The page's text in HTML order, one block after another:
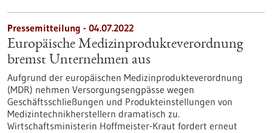
Pressemitteilung - 04.07.2022
Europäische Medizinprodukteverordnung
bremst Unternehmen aus
Aufgrund der europäischen Medizinprodukteverordnung
(MDR) nehmen Versorgungsengpässe wegen
Geschäftsschließungen und Produkteinstellungen von
Medizintechnikherstellern dramatisch zu.
Wirtschaftsministerin Hoffmeister-Kraut fordert erneut